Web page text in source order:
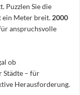
Puzzlen Sie die
ein Meter breit. 2000
anspruchsvolle
ob
Städte – für
Herausforderung.